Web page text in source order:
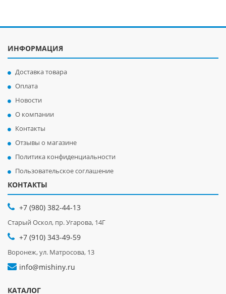
ИНФОРМАЦИЯ
Доставка товара
Оплата
Новости
О компании
Контакты
Отзывы о магазине
Политика конфиденциальности
Пользовательское соглашение
КОНТАКТЫ
+7 (980) 382-44-13
Старый Оскол, пр. Угарова, 14Г
+7 (910) 343-49-59
Воронеж, ул. Матросова, 13
info@mishiny.ru
КАТАЛОГ